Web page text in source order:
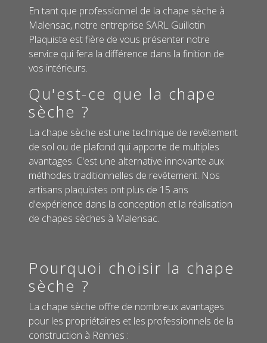
En tant que professionnel de la chape sèche à
Malensac, notre entreprise SARL Guillotin
Plaquiste est fière de vous présenter notre
service qui fera la différence dans la finition de
vos intérieurs.
Qu'est-ce que la chape
sèche ?
La chape sèche est une technique de revêtement
de sol ou de plafond qui apporte de multiples
avantages. C'est une alternative innovante aux
méthodes traditionnelles de revêtement. Nos
artisans plaquistes ont plus de 15 ans
d'expérience dans la conception et la réalisation
de chapes sèches à Malensac.
Pourquoi choisir la chape
sèche ?
La chape sèche offre de nombreux avantages
pour les propriétaires et les professionnels de la
construction à Rennes :